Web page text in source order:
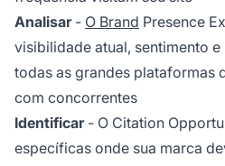
Analisar- O Brand Presence
visibilidade atual, sentimento
todas as grandes plataformas
com concorrentes
Identificar- O Citation
específicas onde sua marca